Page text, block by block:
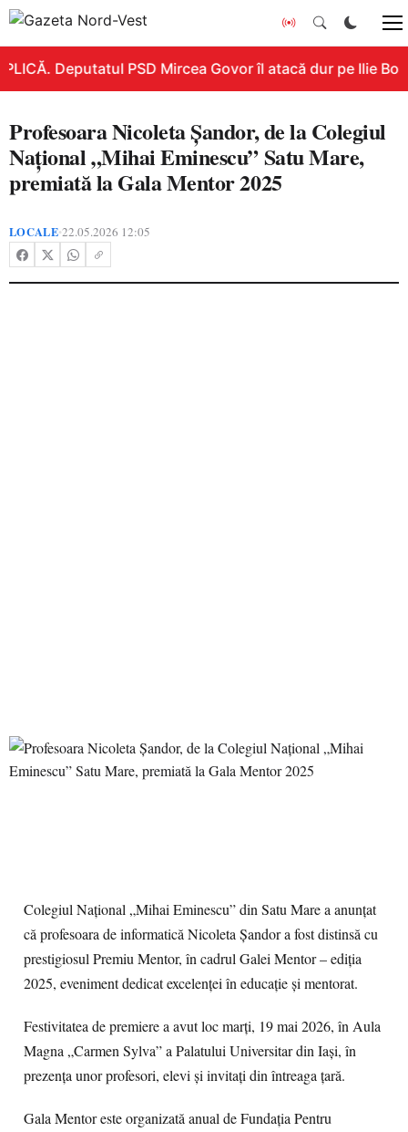
Deputatul PSD Mircea Govor îl atacă dur pe Ilie
Profesoara Nicoleta Șandor, de la Colegiul
Național „Mihai Eminescu” Satu Mare,
premiată la Gala Mentor 2025
LOCALE•22.05.2026 12:05
Colegiul Național „Mihai Eminescu” din Satu Mare a anunțat
că profesoara de informatică Nicoleta Șandor a fost distinsă cu
prestigiosul Premiu Mentor, în cadrul Galei Mentor – ediția
2025, eveniment dedicat excelenței în educație și mentorat.
Festivitatea de premiere a avut loc marți, 19 mai 2026, în Aula
Magna „Carmen Sylva” a Palatului Universitar din Iași, în
prezența unor profesori, elevi și invitați din întreaga țară.
Gala Mentor este organizată anual de Fundația Pentru